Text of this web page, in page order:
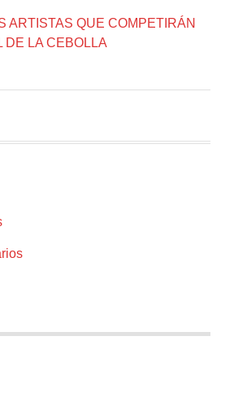
ARTISTAS QUE COMPETIRÁN
DE LA CEBOLLA